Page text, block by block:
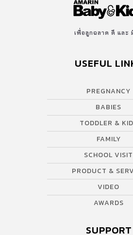
เพื่อลูกฉลาด ดี และ
USEFUL
PREGNANCY
BABIES
TODDLER &
FAMILY
SCHOOL VISIT
PRODUCT &
VIDEO
AWARDS
SUPPORT